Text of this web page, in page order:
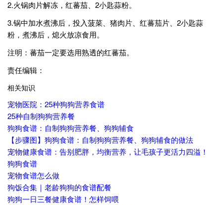
2.火锅肉片解冻，红蕃茄、2小匙蒜粉。
3.锅中加水煮沸后，投入菠菜、猪肉片、红蕃茄片、2小匙蒜
粉，煮沸后，熄火放凉食用。
注明：蕃茄一定要选用熟透的红蕃茄。
责任编辑：
相关知识
宠物医院：25种狗狗营养食谱
25种自制狗狗营养餐
狗狗食谱：自制狗狗营养餐、狗狗辅食
【步骤图】狗狗食谱：自制狗狗营养餐、狗狗辅食的做法
宠物健康食谱：告别肥胖，均衡营养，让毛孩子更活力四溢！
狗狗食谱
宠物食谱怎么做
狗饭合集｜老龄狗狗的食谱配餐
狗狗一日三餐健康食谱！怎样饲喂